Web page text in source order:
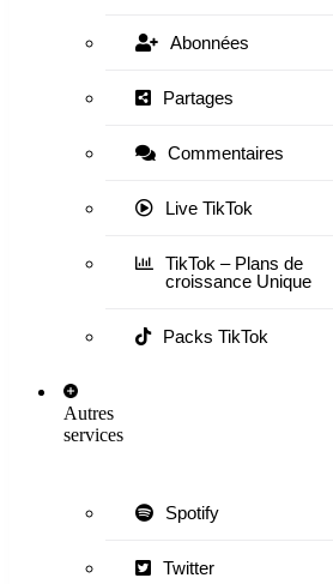
Abonnées
Partages
Commentaires
Live TikTok
TikTok – Plans de
croissance Unique
Packs TikTok
Autres
services
Spotify
Twitter